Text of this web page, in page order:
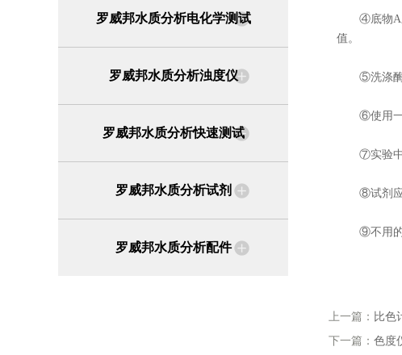
罗威邦水质分析电化学测试
罗威邦水质分析浊度仪
罗威邦水质分析快速测试
罗威邦水质分析试剂
罗威邦水质分析配件
④底物A应
值。
⑤洗涤酶标
⑥使用一次
⑦实验中不
⑧试剂应按
⑨不用的其
上一篇： 比色
下一篇： 色度